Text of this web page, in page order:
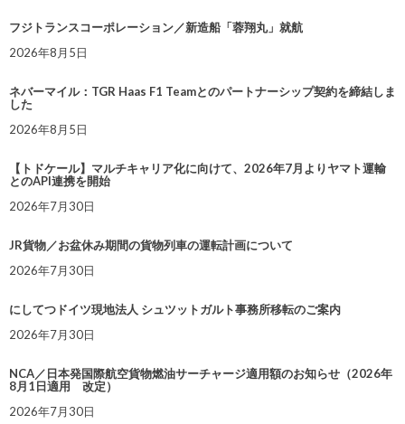
フジトランスコーポレーション／新造船「蓉翔丸」就航
2026年8月5日
ネバーマイル：TGR Haas F1 Teamとのパートナーシップ契約を締結しま
した
2026年8月5日
【トドケール】マルチキャリア化に向けて、2026年7月よりヤマト運輸
とのAPI連携を開始
2026年7月30日
JR貨物／お盆休み期間の貨物列車の運転計画について
2026年7月30日
にしてつドイツ現地法人 シュツットガルト事務所移転のご案内
2026年7月30日
NCA／日本発国際航空貨物燃油サーチャージ適用額のお知らせ（2026年
8月1日適用 改定）
2026年7月30日